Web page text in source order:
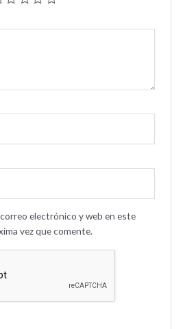
electrónico y web en este
vez que comente.